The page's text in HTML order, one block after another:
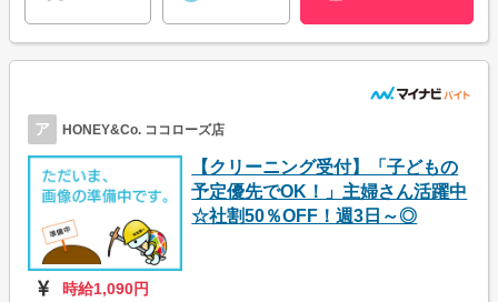
ア HONEY&Co. ココローズ店
【クリーニング受付】「子どもの
予定優先でOK！」主婦さん活躍中
☆社割50％OFF！週3日～◎
時給1,090円